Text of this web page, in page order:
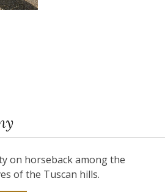
on horseback among the
of the Tuscan hills.